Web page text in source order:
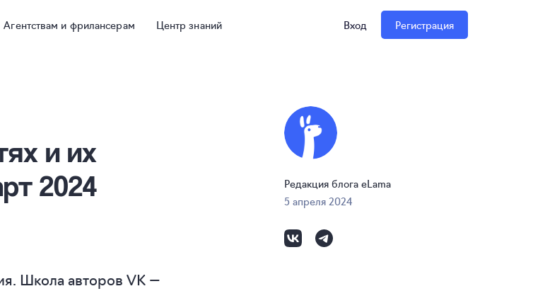
Агентствам и фрилансерам Центр знаний Вход Регистрация
и их
2024
Школа авторов VK —
Редакция блога eLama
5 апреля 2024